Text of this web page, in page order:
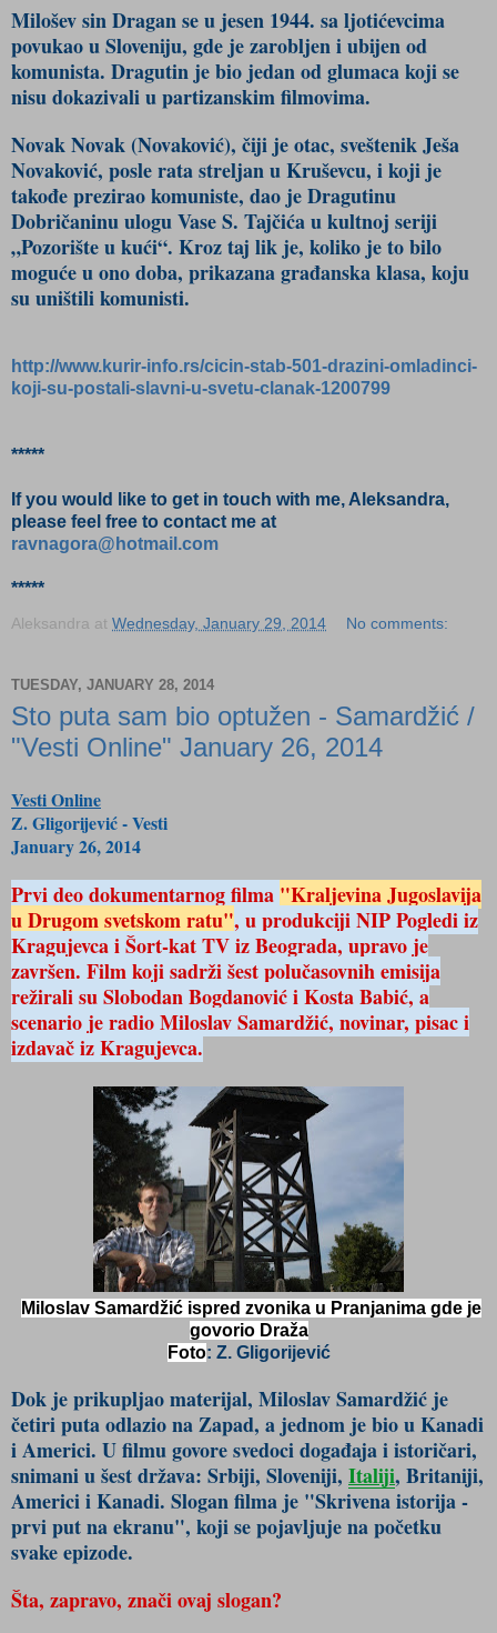
Milošev sin Dragan se u jesen 1944. sa ljotićevcima
povukao u Sloveniju, gde je zarobljen i ubijen od
komunista. Dragutin je bio jedan od glumaca koji se
nisu dokazivali u partizanskim filmovima.
Novak Novak (Novaković), čiji je otac, sveštenik Ješa
Novaković, posle rata streljan u Kruševcu, i koji je
takođe prezirao komuniste, dao je Dragutinu
Dobričaninu ulogu Vase S. Tajčića u kultnoj seriji
„Pozorište u kući“. Kroz taj lik je, koliko je to bilo
moguće u ono doba, prikazana građanska klasa, koju
su uništili komunisti.
http://www.kurir-info.rs/cicin-stab-501-drazini-omladinci-
koji-su-postali-slavni-u-svetu-clanak-1200799
*****
If you would like to get in touch with me, Aleksandra,
please feel free to contact me at
ravnagora@hotmail.com
*****
Aleksandra at Wednesday, January 29, 2014 No comments:
TUESDAY, JANUARY 28, 2014
Sto puta sam bio optužen - Samardžić /
"Vesti Online" January 26, 2014
Vesti Online
Z. Gligorijević - Vesti
January 26, 2014
Prvi deo dokumentarnog filma "Kraljevina Jugoslavija
u Drugom svetskom ratu", u produkciji NIP Pogledi iz
Kragujevca i Šort-kat TV iz Beograda, upravo je
završen. Film koji sadrži šest polučasovnih emisija
režirali su Slobodan Bogdanović i Kosta Babić, a
scenario je radio Miloslav Samardžić, novinar, pisac i
izdavač iz Kragujevca.
Miloslav Samardžić ispred zvonika u Pranjanima gde je
govorio Draža
Foto: Z. Gligorijević
Dok je prikupljao materijal, Miloslav Samardžić je
četiri puta odlazio na Zapad, a jednom je bio u Kanadi
i Americi. U filmu govore svedoci događaja i istoričari,
snimani u šest država: Srbiji, Sloveniji, Italiji, Britaniji,
Americi i Kanadi. Slogan filma je "Skrivena istorija -
prvi put na ekranu", koji se pojavljuje na početku
svake epizode.
Šta, zapravo, znači ovaj slogan?